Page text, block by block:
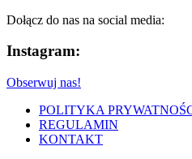
Dołącz do nas na social media:
Instagram:
Obserwuj nas!
POLITYKA
REGULAMIN
KONTAKT